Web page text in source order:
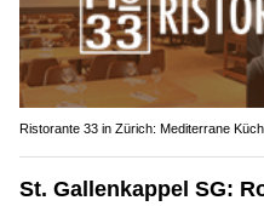
Ristorante 33 in Zürich: Mediterrane
St. Gallenkappel SG: